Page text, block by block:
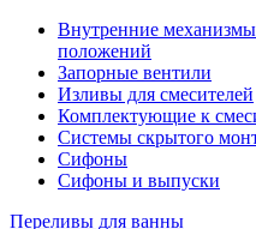
Внутренние механизмы
положений
Запорные вентили
Изливы для смесителей
Комплектующие к
Системы скрытого
Сифоны
Сифоны и выпуски
Переливы для ванны